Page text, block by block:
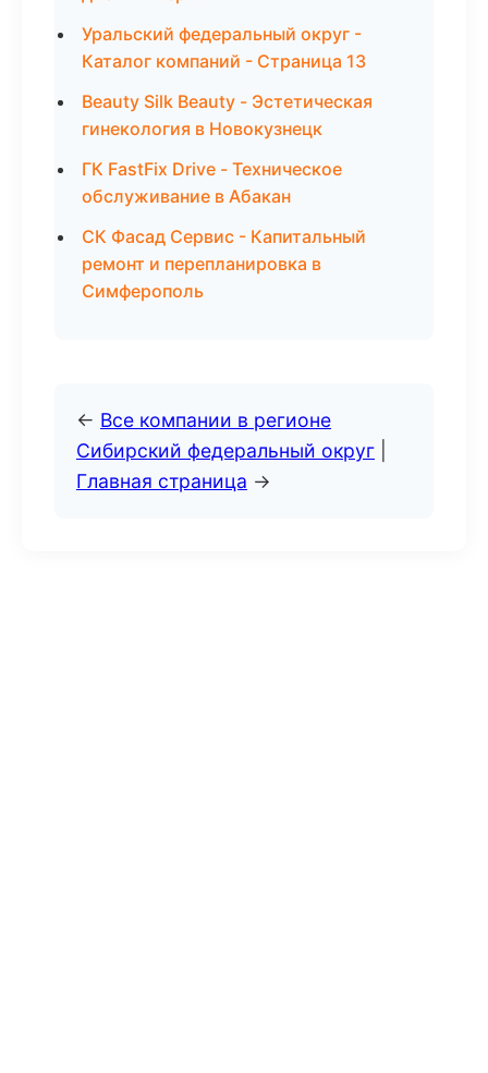
Уральский федеральный округ -
Каталог компаний - Страница 13
Beauty Silk Beauty - Эстетическая
гинекология в Новокузнецк
ГК FastFix Drive - Техническое
обслуживание в Абакан
СК Фасад Сервис - Капитальный
ремонт и перепланировка в
Симферополь
← Все компании в регионе
Сибирский федеральный округ
Главная страница →